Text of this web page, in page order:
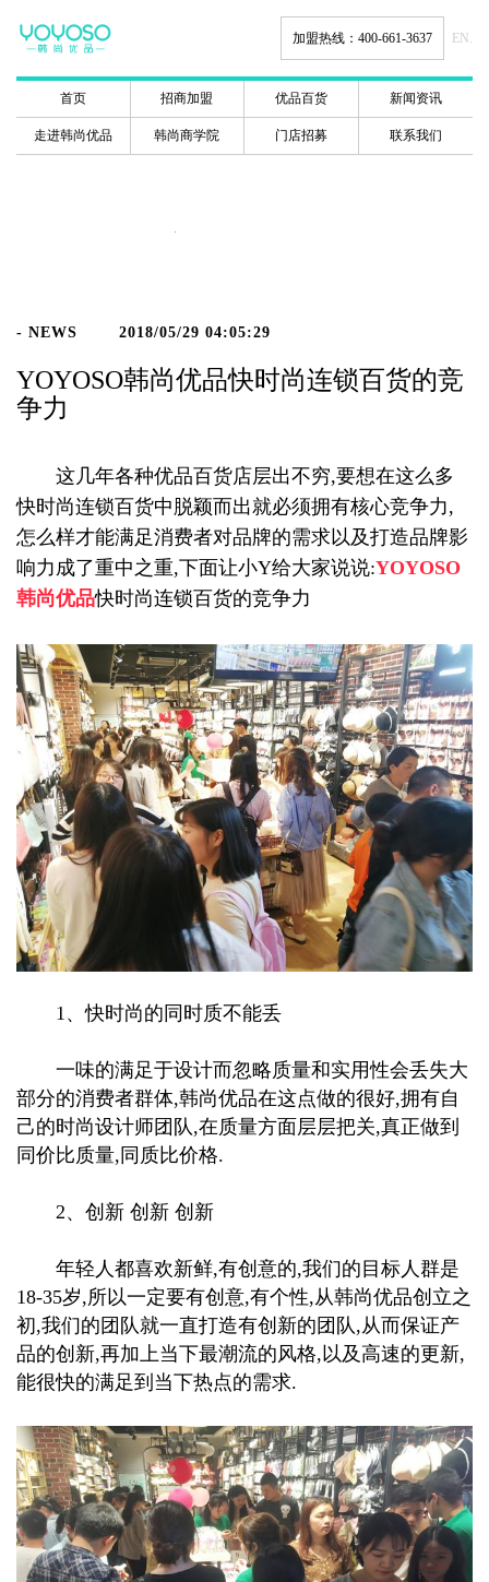
加盟热线：400-661-3637 EN.
首页 招商加盟 优品百货 新闻资讯
走进韩尚优品 韩尚商学院 门店招募 联系我们
- NEWS 2018/05/29 04:05:29
YOYOSO韩尚优品快时尚连锁百货的竞
争力
这几年各种优品百货店层出不穷,要想在这么多
快时尚连锁百货中脱颖而出就必须拥有核心竞争力,
怎么样才能满足消费者对品牌的需求以及打造品牌影
响力成了重中之重,下面让小Y给大家说说:YOYOSO
韩尚优品快时尚连锁百货的竞争力
1、快时尚的同时质不能丢
一味的满足于设计而忽略质量和实用性会丢失大
部分的消费者群体,韩尚优品在这点做的很好,拥有自
己的时尚设计师团队,在质量方面层层把关,真正做到
同价比质量,同质比价格.
2、创新 创新 创新
年轻人都喜欢新鲜,有创意的,我们的目标人群是
18-35岁,所以一定要有创意,有个性,从韩尚优品创立之
初,我们的团队就一直打造有创新的团队,从而保证产
品的创新,再加上当下最潮流的风格,以及高速的更新,
能很快的满足到当下热点的需求.